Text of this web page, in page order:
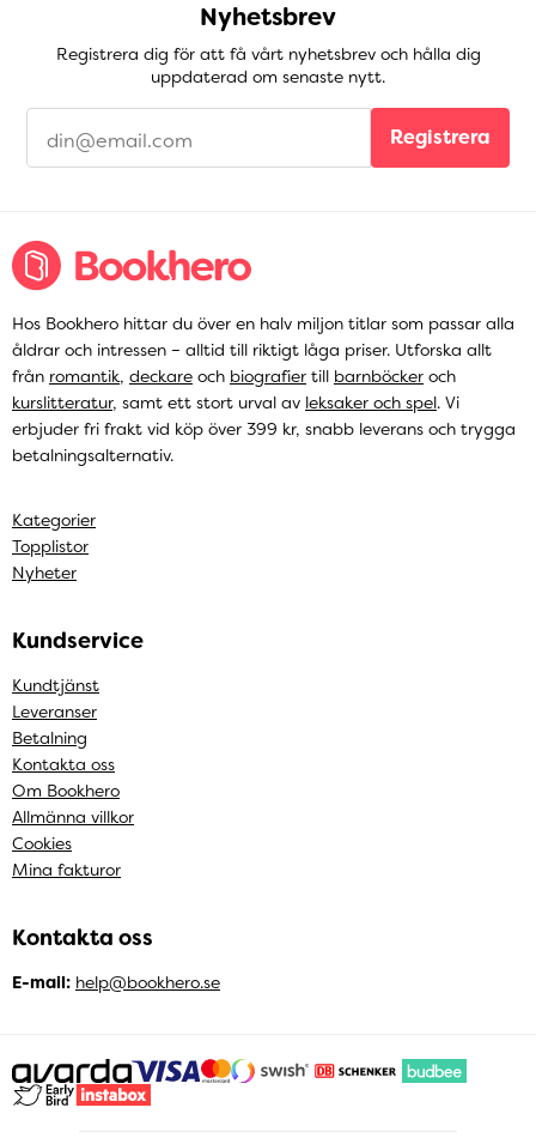
Nyhetsbrev
Registrera dig för att få vårt nyhetsbrev och hålla dig
uppdaterad om senaste nytt.
Registrera
Hos Bookhero hittar du över en halv miljon titlar som passar alla
åldrar och intressen – alltid till riktigt låga priser. Utforska allt
från romantik, deckare och biografier till barnböcker och
kurslitteratur, samt ett stort urval av leksaker och spel. Vi
erbjuder fri frakt vid köp över 399 kr, snabb leverans och trygga
betalningsalternativ.
Kategorier
Topplistor
Nyheter
Kundservice
Kundtjänst
Leveranser
Betalning
Kontakta oss
Om Bookhero
Allmänna villkor
Cookies
Mina fakturor
Kontakta oss
E-mail: help@bookhero.se